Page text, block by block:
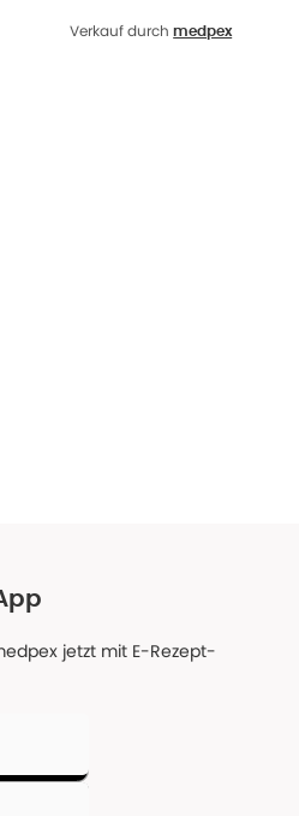
Verkauf durch medpex
jetzt mit E-Rezept-